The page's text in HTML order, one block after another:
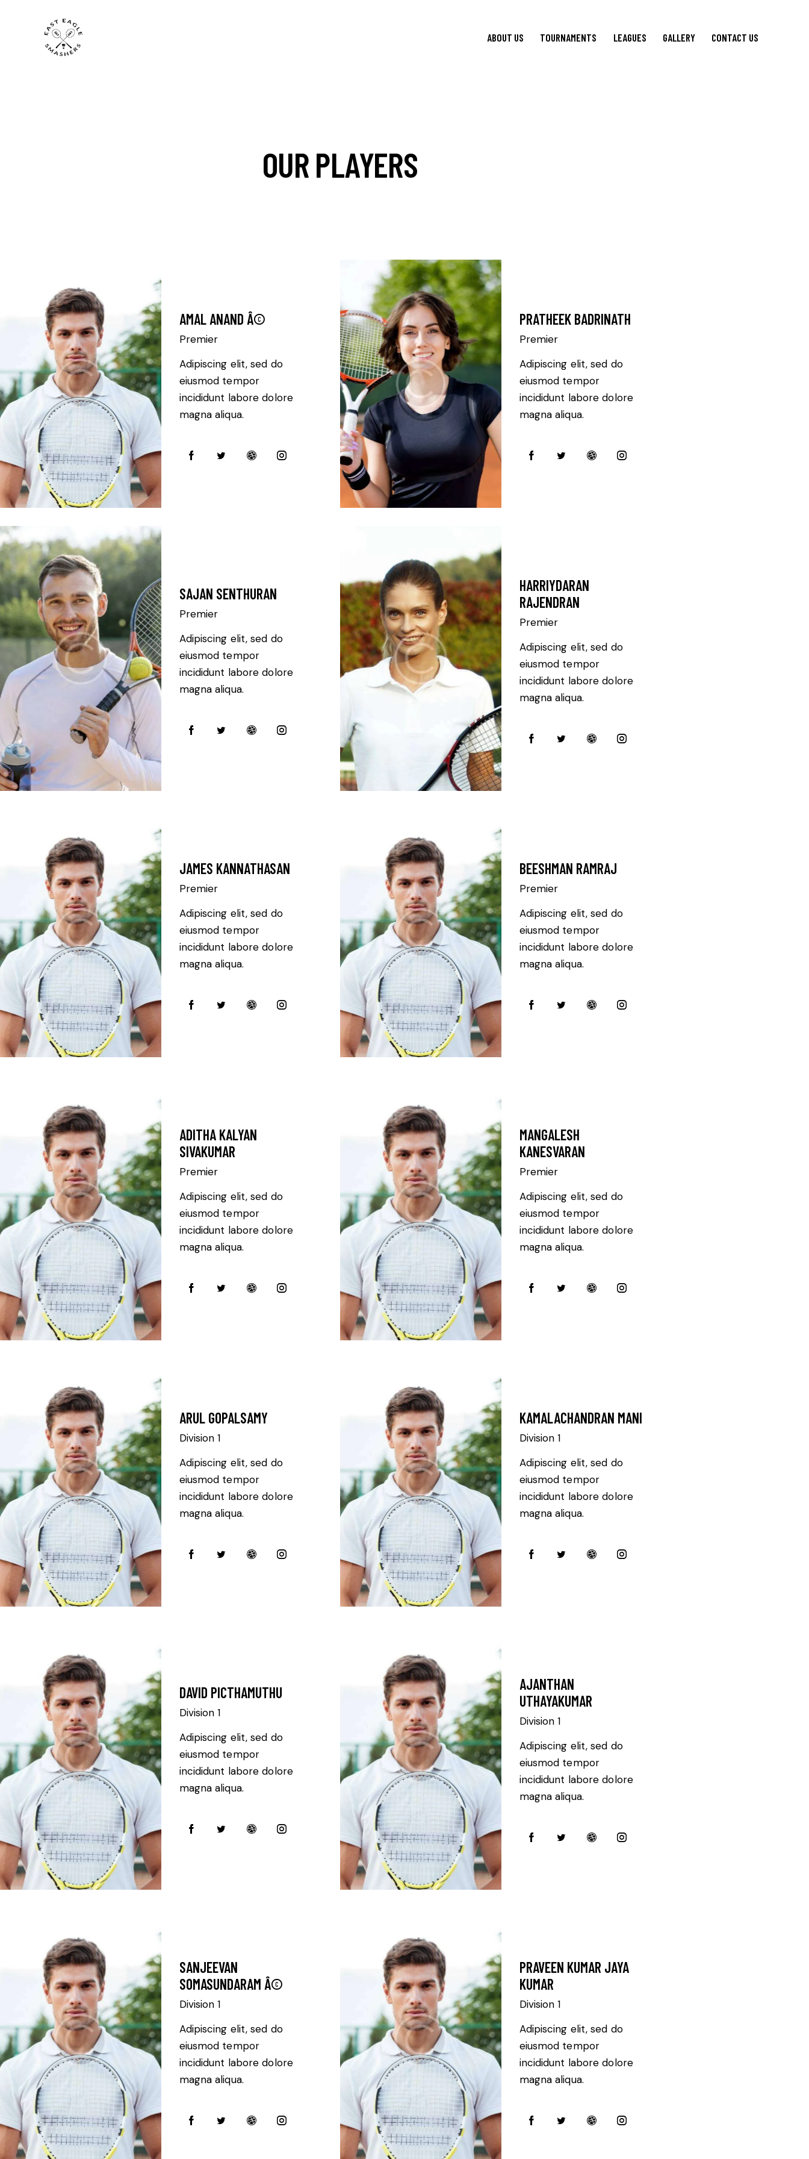
ABOUT US TOURNAMENTS LEAGUES GALLERY CONTACT US
OUR PLAYERS
AMAL ANAND Â©
Premier
Adipiscing elit, sed do
eiusmod tempor
incididunt labore dolore
magna aliqua.
PRATHEEK BADRINATH
Premier
Adipiscing elit, sed do
eiusmod tempor
incididunt labore dolore
magna aliqua.
SAJAN SENTHURAN
Premier
Adipiscing elit, sed do
eiusmod tempor
incididunt labore dolore
magna aliqua.
HARRIYDARAN
RAJENDRAN
Premier
Adipiscing elit, sed do
eiusmod tempor
incididunt labore dolore
magna aliqua.
JAMES KANNATHASAN
Premier
Adipiscing elit, sed do
eiusmod tempor
incididunt labore dolore
magna aliqua.
BEESHMAN RAMRAJ
Premier
Adipiscing elit, sed do
eiusmod tempor
incididunt labore dolore
magna aliqua.
ADITHA KALYAN
SIVAKUMAR
Premier
Adipiscing elit, sed do
eiusmod tempor
incididunt labore dolore
magna aliqua.
MANGALESH
KANESVARAN
Premier
Adipiscing elit, sed do
eiusmod tempor
incididunt labore dolore
magna aliqua.
ARUL GOPALSAMY
Division 1
Adipiscing elit, sed do
eiusmod tempor
incididunt labore dolore
magna aliqua.
KAMALACHANDRAN MANI
Division 1
Adipiscing elit, sed do
eiusmod tempor
incididunt labore dolore
magna aliqua.
DAVID PICTHAMUTHU
Division 1
Adipiscing elit, sed do
eiusmod tempor
incididunt labore dolore
magna aliqua.
AJANTHAN
UTHAYAKUMAR
Division 1
Adipiscing elit, sed do
eiusmod tempor
incididunt labore dolore
magna aliqua.
SANJEEVAN
SOMASUNDARAM Â©
Division 1
Adipiscing elit, sed do
eiusmod tempor
incididunt labore dolore
magna aliqua.
PRAVEEN KUMAR JAYA
KUMAR
Division 1
Adipiscing elit, sed do
eiusmod tempor
incididunt labore dolore
magna aliqua.